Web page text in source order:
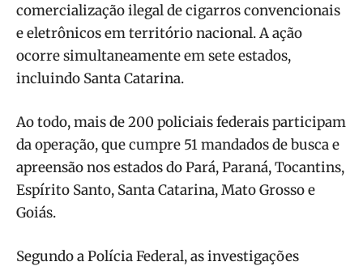
comercialização ilegal de cigarros convencionais
e eletrônicos em território nacional. A ação
ocorre simultaneamente em sete estados,
incluindo Santa Catarina.
Ao todo, mais de 200 policiais federais participam
da operação, que cumpre 51 mandados de busca e
apreensão nos estados do Pará, Paraná, Tocantins,
Espírito Santo, Santa Catarina, Mato Grosso e
Goiás.
Segundo a Polícia Federal, as investigações